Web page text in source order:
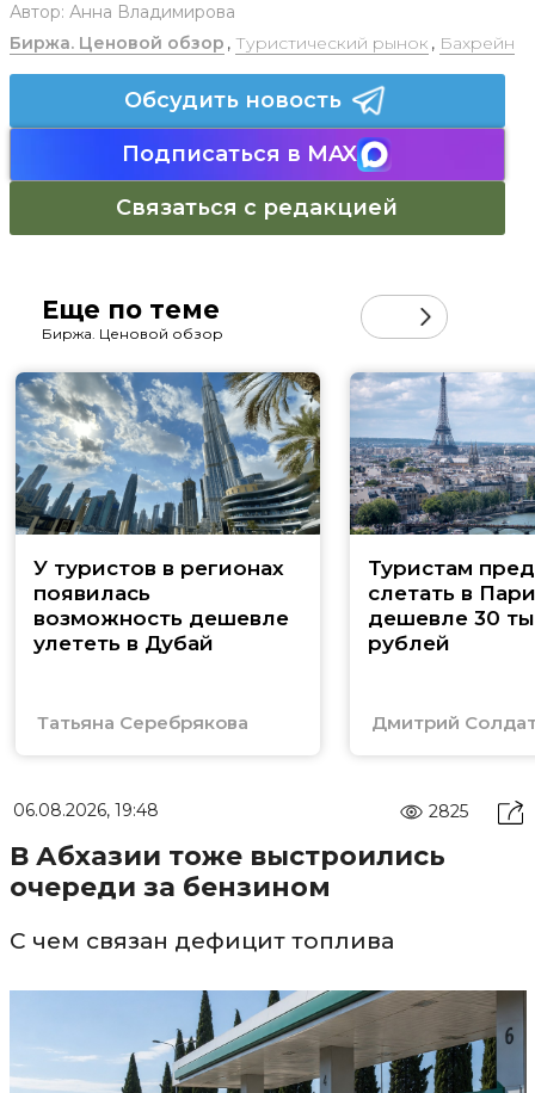
Автор: Анна Владимирова
Биржа. Ценовой обзор , Туристический рынок , Бахрейн
Обсудить новость
Подписаться в MAX
Связаться с редакцией
Еще по теме
Биржа. Ценовой обзор
У туристов в регионах
появилась
возможность дешевле
улететь в Дубай
Татьяна Серебрякова
Туристам
слетать в
дешевле 30
рублей
Дмитрий
06.08.2026, 19:48 2825
В Абхазии тоже выстроились
очереди за бензином
С чем связан дефицит топлива